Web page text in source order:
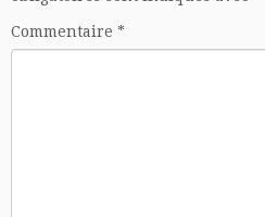
Commentaire *